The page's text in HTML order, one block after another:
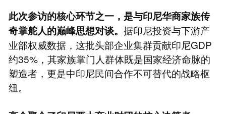
此次参访的核心环节之一，是与印尼华商家族传
奇掌舵人的巅峰思想对谈。 据印尼投资与下游产
业部权威数据，这批头部企业集群贡献印尼GDP
约35%，其家族掌门人群体既是国家经济命脉的
塑造者，更是中印尼民间合作不可替代的战略枢
纽。